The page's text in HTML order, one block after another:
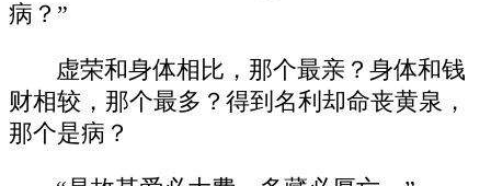
病？”
虚荣和身体相比，那个最亲？身体和钱
财相较，那个最多？得到名利却命丧黄泉，
那个是病？